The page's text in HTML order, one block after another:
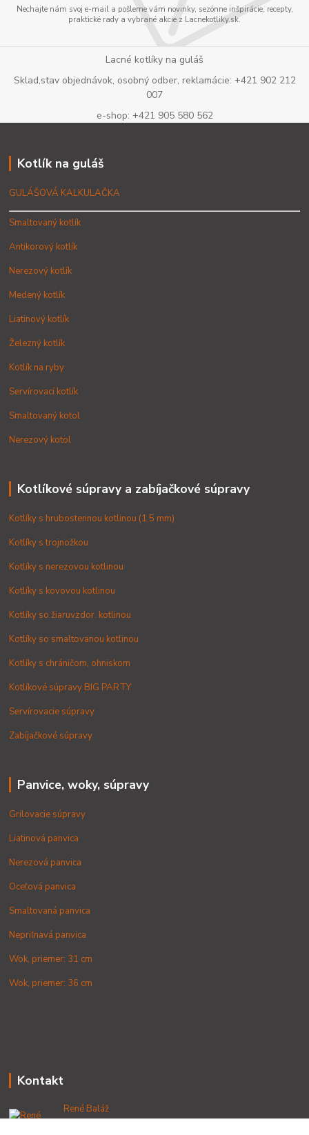
Nechajte nám svoj e-mail a pošleme vám novinky, sezónne inšpirácie, recepty,
praktické rady a vybrané akcie z Lacnekotliky.sk.
Lacné kotlíky na guláš
Sklad,stav objednávok, osobný odber, reklamácie: +421 902 212
007
e-shop: +421 905 580 562
Kotlík na guláš
GULÁŠOVÁ KALKULAČKA
Smaltovaný kotlík
Antikorový kotlík
Nerezový kotlík
Medený kotlík
Liatinový kotlík
Železný kotlík
Kotlík na ryby
Servírovací kotlík
Smaltovaný kotol
Nerezový kotol
Kotlíkové súpravy a zabíjačkové súpravy
Kotlíky s hrubostennou kotlinou (1,5 mm)
Kotlíky s trojnožkou
Kotlíky s nerezovou kotlinou
Kotlíky s kovovou kotlinou
Kotlíky so žiaruvzdor. kotlinou
Kotlíky so smaltovanou kotlinou
Kotlíky s chráničom, ohniskom
Kotlíkové súpravy BIG PARTY
Servírovacie súpravy
Zabíjačkové súpravy
Panvice, woky, súpravy
Grilovacie súpravy
Liatinová panvica
Nerezová panvica
Oceľová panvica
Smaltovaná panvica
Nepriľnavá panvica
Wok, priemer: 31 cm
Wok, priemer: 36 cm
Kontakt
René Baláž
+421 902 212 007